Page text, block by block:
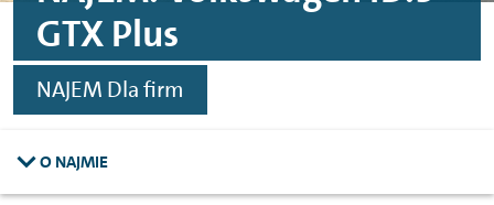
GTX Plus
NAJEM Dla firm
O NAJMIE